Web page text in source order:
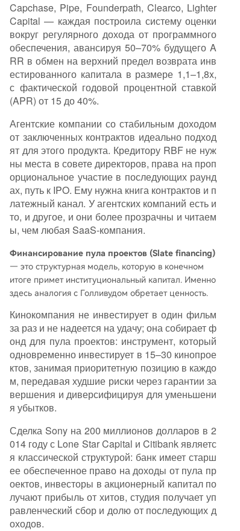
Capchase, Pipe, Founderpath, Clearco, Lighter
Capital — каждая построила систему оценки
вокруг регулярного дохода от программного
обеспечения, авансируя 50–70% будущего A
RR в обмен на верхний предел возврата инв
естированного капитала в размере 1,1–1,8x,
с фактической годовой процентной ставкой
(APR) от 15 до 40%.
Агентские компании со стабильным доходом
от заключенных контрактов идеально подход
ят для этого продукта. Кредитору RBF не нуж
ны места в совете директоров, права на проп
орциональное участие в последующих раунд
ах, путь к IPO. Ему нужна книга контрактов и п
латежный канал. У агентских компаний есть и
то, и другое, и они более прозрачны и читаем
ы, чем любая SaaS-компания.
Финансирование пула проектов (Slate financing)
— это структурная модель, которую в конечном
итоге примет институциональный капитал. Именно
здесь аналогия с Голливудом обретает ценность.
Кинокомпания не инвестирует в один фильм
за раз и не надеется на удачу; она собирает ф
онд для пула проектов: инструмент, который
одновременно инвестирует в 15–30 кинопрое
ктов, занимая приоритетную позицию в каждо
м, передавая худшие риски через гарантии за
вершения и диверсифицируя для уменьшени
я убытков.
Сделка Sony на 200 миллионов долларов в 2
014 году с Lone Star Capital и Citibank являетс
я классической структурой: банк имеет старш
ее обеспеченное право на доходы от пула пр
оектов, инвесторы в акционерный капитал по
лучают прибыль от хитов, студия получает уп
равленческий сбор и долю от последующих д
оходов.